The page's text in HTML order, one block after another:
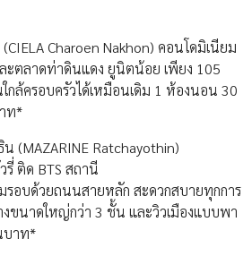
(CIELA Charoen Nakhon) คอนโดมิเนียม
ละตลาดท่าดินแดง ยูนิตน้อย เพียง 105
ล้ครอบครัวได้เหมือนเดิม 1 ห้องนอน 30
ท*
น (MAZARINE Ratchayothin)
ติด BTS สถานี
รอบด้วยถนนสายหลัก สะดวกสบายทุกการ
ขนาดใหญ่กว่า 3 ชั้น และวิวเมืองแบบพา
บาท*